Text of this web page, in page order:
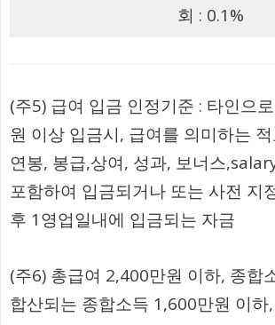
회 : 0.1%
(주5) 급여 입금 인정기준 : 타인으
원 이상 입금시, 급여를 의미하는
연봉, 봉급,상여, 성과, 보너스
포함하여 입금되거나 또는 사전 지
후 1영업일내에 입금되는 자금
(주6) 총급여 2,400만원 이하, 종합
합산되는 종합소득 1,600만원 이하